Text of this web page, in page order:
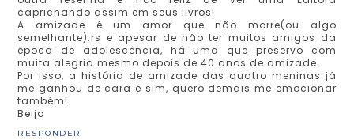
caprichando assim em seus livros!
A amizade é um amor que não morre(ou algo
semelhante).rs e apesar de não ter muitos amigos da
época de adolescência, há uma que preservo com
muita alegria mesmo depois de 40 anos de amizade.
Por isso, a história de amizade das quatro meninas já
me ganhou de cara e sim, quero demais me emocionar
também!
Beijo
RESPONDER